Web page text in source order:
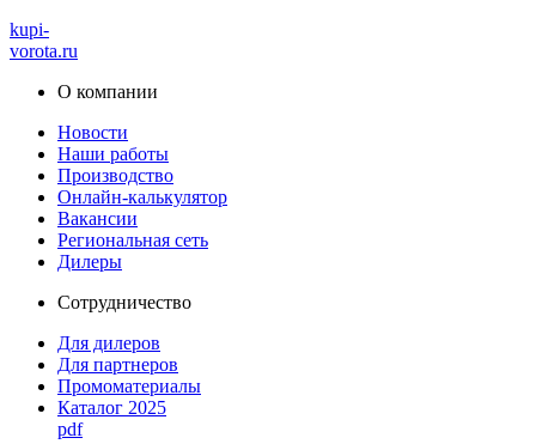
kupi-
vorota.ru
О компании
Новости
Наши работы
Производство
Онлайн-калькулятор
Вакансии
Региональная сеть
Дилеры
Сотрудничество
Для дилеров
Для партнеров
Промоматериалы
Каталог 2025
pdf